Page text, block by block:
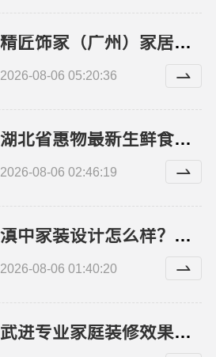
精匠饰家（广州）家居建材有限公司番禺家装新房报价
2026-08-06 05:20:36
湖北省惠物最新生鲜食品网站价格分析
2026-08-06 02:46:19
滇中家装设计怎么样？云南至高新型建材有限公司品质之选
2026-08-06 01:40:20
武进专业家庭装修效果图看常州宜居佳装饰